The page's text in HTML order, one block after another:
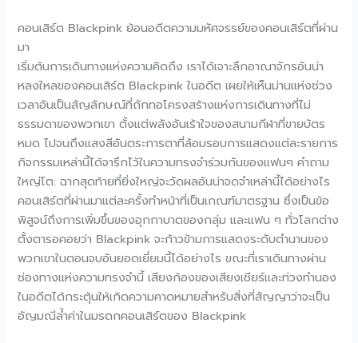
คอนเสิร์ต Blackpink ย้อนอดีตความมหัศจรรย์ของคอนเสิร์ตที่ผ่าน
มา
เริ่มต้นการเดินทางแห่งความคิดถึง เราได้เจาะลึกอาณาจักรอันน่า
หลงใหลของคอนเสิร์ต Blackpink ในอดีต เผยให้เห็นม่านแห่งช่วง
เวลาอันเป็นสัญลักษณ์ที่ถักทอโครงสร้างแห่งการเดินทางที่ไม่
ธรรมดาของพวกเขา ตั้งแต่พลังอันเร้าใจของสนามกีฬาที่ขายบัตร
หมด ไปจนถึงแสงสีอันตระการตาที่ล้อมรอบการแสดงแต่ละรายการ
กิจกรรมเหล่านี้ได้จารึกไว้ในความทรงจำร่วมกันของแฟนๆ คำถาม
ใหญ่โต: ฉากสุดท้ายที่ยิ่งใหญ่จะวัดผลอันน่าจดจำเหล่านี้ได้อย่างไร
คอนเสิร์ตที่ผ่านมาแต่ละครั้งทำหน้าที่เป็นเกณฑ์มาตรฐาน ซึ่งเป็นข้อ
พิสูจน์ถึงการเพิ่มขึ้นของอุกกาบาตของกลุ่ม และแฟน ๆ ทั่วโลกต่าง
ตั้งตารอคอยว่า Blackpink จะก้าวข้ามการแสดงระดับตำนานของ
พวกเขาในตอนจบอันยอดเยี่ยมนี้ได้อย่างไร ขณะที่เราเดินทางผ่าน
ช่องทางแห่งความทรงจำนี้ เสียงก้องของเสียงเชียร์และท่วงทำนอง
ในอดีตได้กระตุ้นให้เกิดความคาดหมายสำหรับสิ่งที่สัญญาว่าจะเป็น
อัญมณีล้ำค่าในมรดกคอนเสิร์ตของ Blackpink